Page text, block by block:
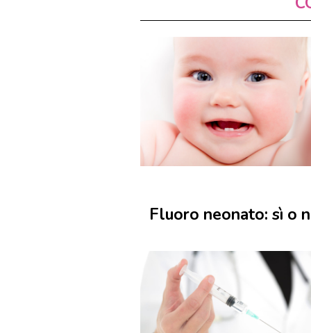
Fluoro neonato: sì o